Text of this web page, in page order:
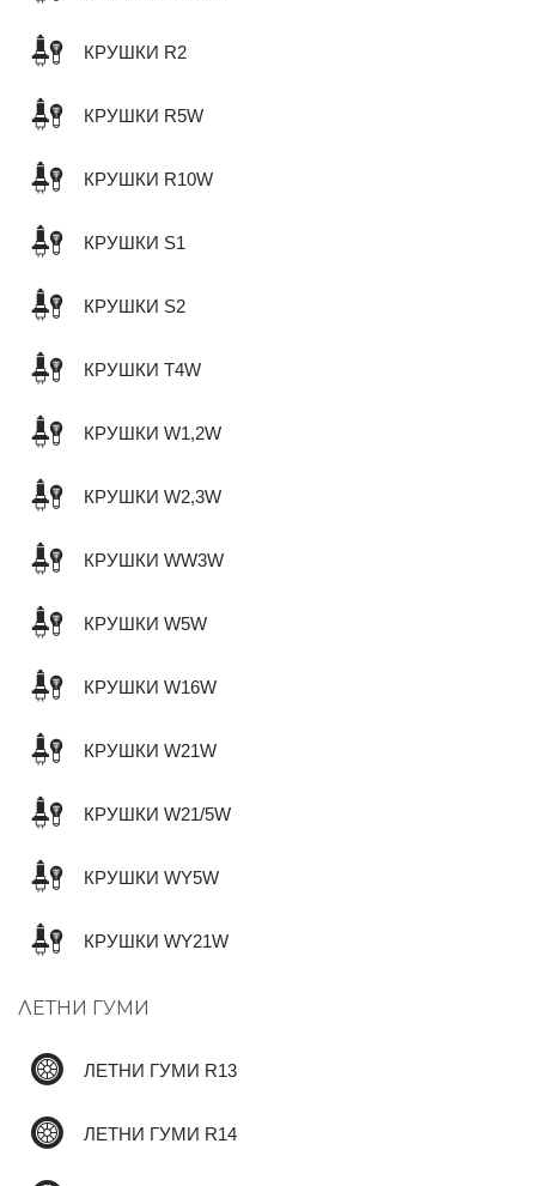
КРУШКИ R2
КРУШКИ R5W
КРУШКИ R10W
КРУШКИ S1
КРУШКИ S2
КРУШКИ T4W
КРУШКИ W1,2W
КРУШКИ W2,3W
КРУШКИ WW3W
КРУШКИ W5W
КРУШКИ W16W
КРУШКИ W21W
КРУШКИ W21/5W
КРУШКИ WY5W
КРУШКИ WY21W
ЛЕТНИ ГУМИ
ЛЕТНИ ГУМИ R13
ЛЕТНИ ГУМИ R14